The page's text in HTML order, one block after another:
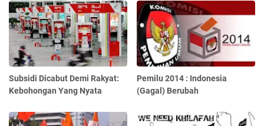
Subsidi Dicabut Demi Rakyat:
Kebohongan Yang Nyata
Pemilu 2014 : Indonesia
(Gagal) Berubah